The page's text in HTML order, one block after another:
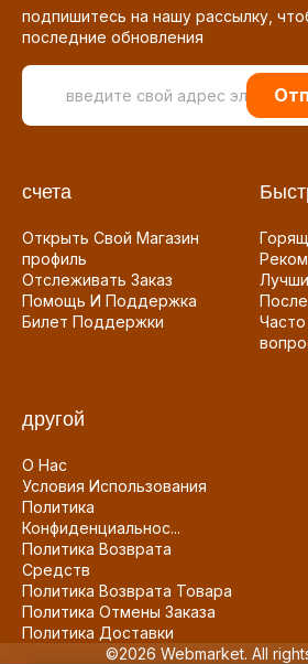
подпишитесь на нашу рассылку,
последние обновления
счета
Открыть Свой Магазин
профиль
Отслеживать Заказ
Помощь И Поддержка
Билет Поддержки
другой
О Нас
Условия Использования
Политика
Конфиденциальнос...
Политика Возврата
Средств
Политика Возврата Товара
Политика Отмены Заказа
Политика Доставки
©2026 Webmarket. All